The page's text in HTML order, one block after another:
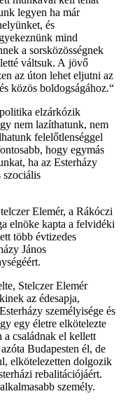
legyen ha már
és
mind
a sorsközösségnek
váltsuk. A jövő
az úton lehet eljutni az
közös boldogságához.“
elzárkózik
nem lazíthatunk, nem
felelőtlenséggel
hogy egymás
ha az Esterházy
szociális
Elemér, a Rákóczi
elnöke kapta a felvidéki
több évtizedes
János
Stelczer Elemér
az édesapja,
személyisége és
egy életre elkötelezte
a családnak el kellett
Budapesten él, de
elkötelezetten dolgozik
rebalitációjáért.
személy.